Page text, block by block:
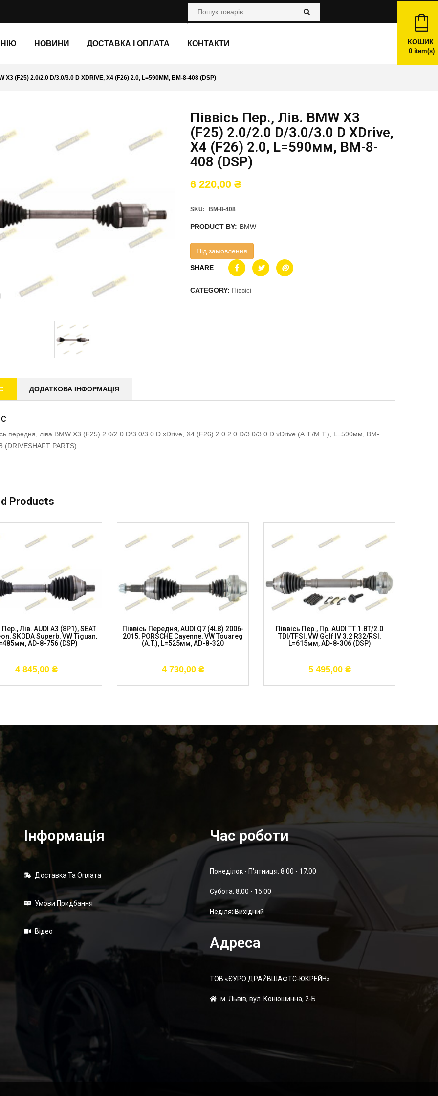
НОВИНИ ДОСТАВКА І ОПЛАТА КОНТАКТИ КОШИК
0item(s)
X3 (F25) 2.0/2.0 D/3.0/3.0 D XDRIVE, X4 (F26) 2.0, L=590ММ, BM-8-408 (DSP)
Піввісь Пер., Лів. BMW X3
(F25) 2.0/2.0 D/3.0/3.0 D XDrive,
X4 (F26) 2.0, L=590мм, BM-8-
408 (DSP)
6 220,00 ₴
SKU: BM-8-408
PRODUCT BY: BMW
Під замовлення
SHARE
CATEGORY: Піввісі
ДОДАТКОВА ІНФОРМАЦІЯ
передня, ліва BMW X3 (F25) 2.0/2.0 D/3.0/3.0 D xDrive, X4 (F26) 2.0.2.0 D/3.0/3.0 D xDrive (A.T./M.T.), L=590мм, BM-
(DRIVESHAFT PARTS)
Products
Пер., Лів. AUDI A3 (8P1), SEAT
SKODA Superb, VW Tiguan,
AD-8-756 (DSP)
4 845,00 ₴
Піввісь Передня, AUDI Q7 (4LB) 2006-
2015, PORSCHE Cayenne, VW Touareg
(A.T.), L=525мм, AD-8-320
4 730,00 ₴
Піввісь Пер., Пр. AUDI TT 1.8T/2.0
TDI/TFSI, VW Golf IV 3.2 R32/RSI,
L=615мм, AD-8-306 (DSP)
5 495,00 ₴
Інформація
Доставка Та Оплата
Умови Придбання
Відео
Час роботи
Понеділок - П'ятниця: 8:00 - 17:00
Суботa: 8:00 - 15:00
Неділя: Вихідний
Адреса
ТОВ «ЄУРО ДРАЙВШАФТC-ЮКРЕЙН»
м. Львів, вул. Конюшинна, 2-Б